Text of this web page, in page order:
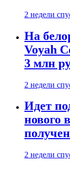
2 недели
На
Voyah
3 млн
2 недели
Идет
нового
2 недели